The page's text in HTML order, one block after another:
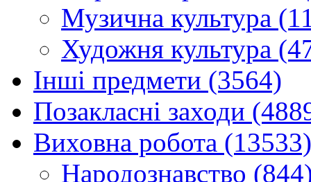
Музична культура
Художня культура
Інші предмети (3564)
Позакласні заходи
Виховна робота (13533)
Народознавство